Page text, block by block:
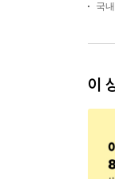
국
이